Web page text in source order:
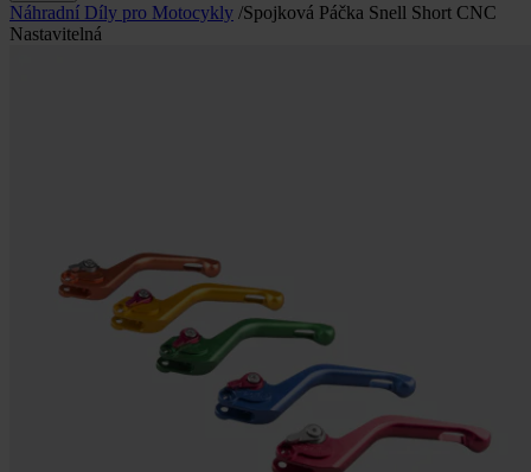
Náhradní Díly pro Motocykly /Spojková Páčka Snell Short CNC
Nastavitelná